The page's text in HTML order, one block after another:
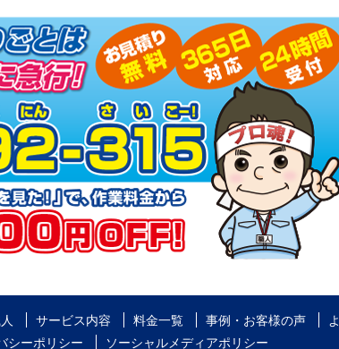
サービス内容 料金一覧 事例・お客様の声
シーポリシー ソーシャルメディアポリシー